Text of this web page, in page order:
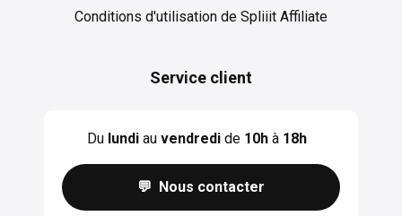
Cookies
Conditions d'utilisation de Spliiit Affiliate
Service client
Du lundiau vendredide 10hà 18h
💬 Nous contacter